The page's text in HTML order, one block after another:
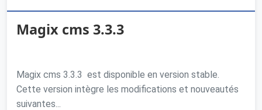
Magix cms 3.3.3
Magix cms 3.3.3 est disponible en version stable.
Cette version intègre les modifications et nouveautés
suivantes...